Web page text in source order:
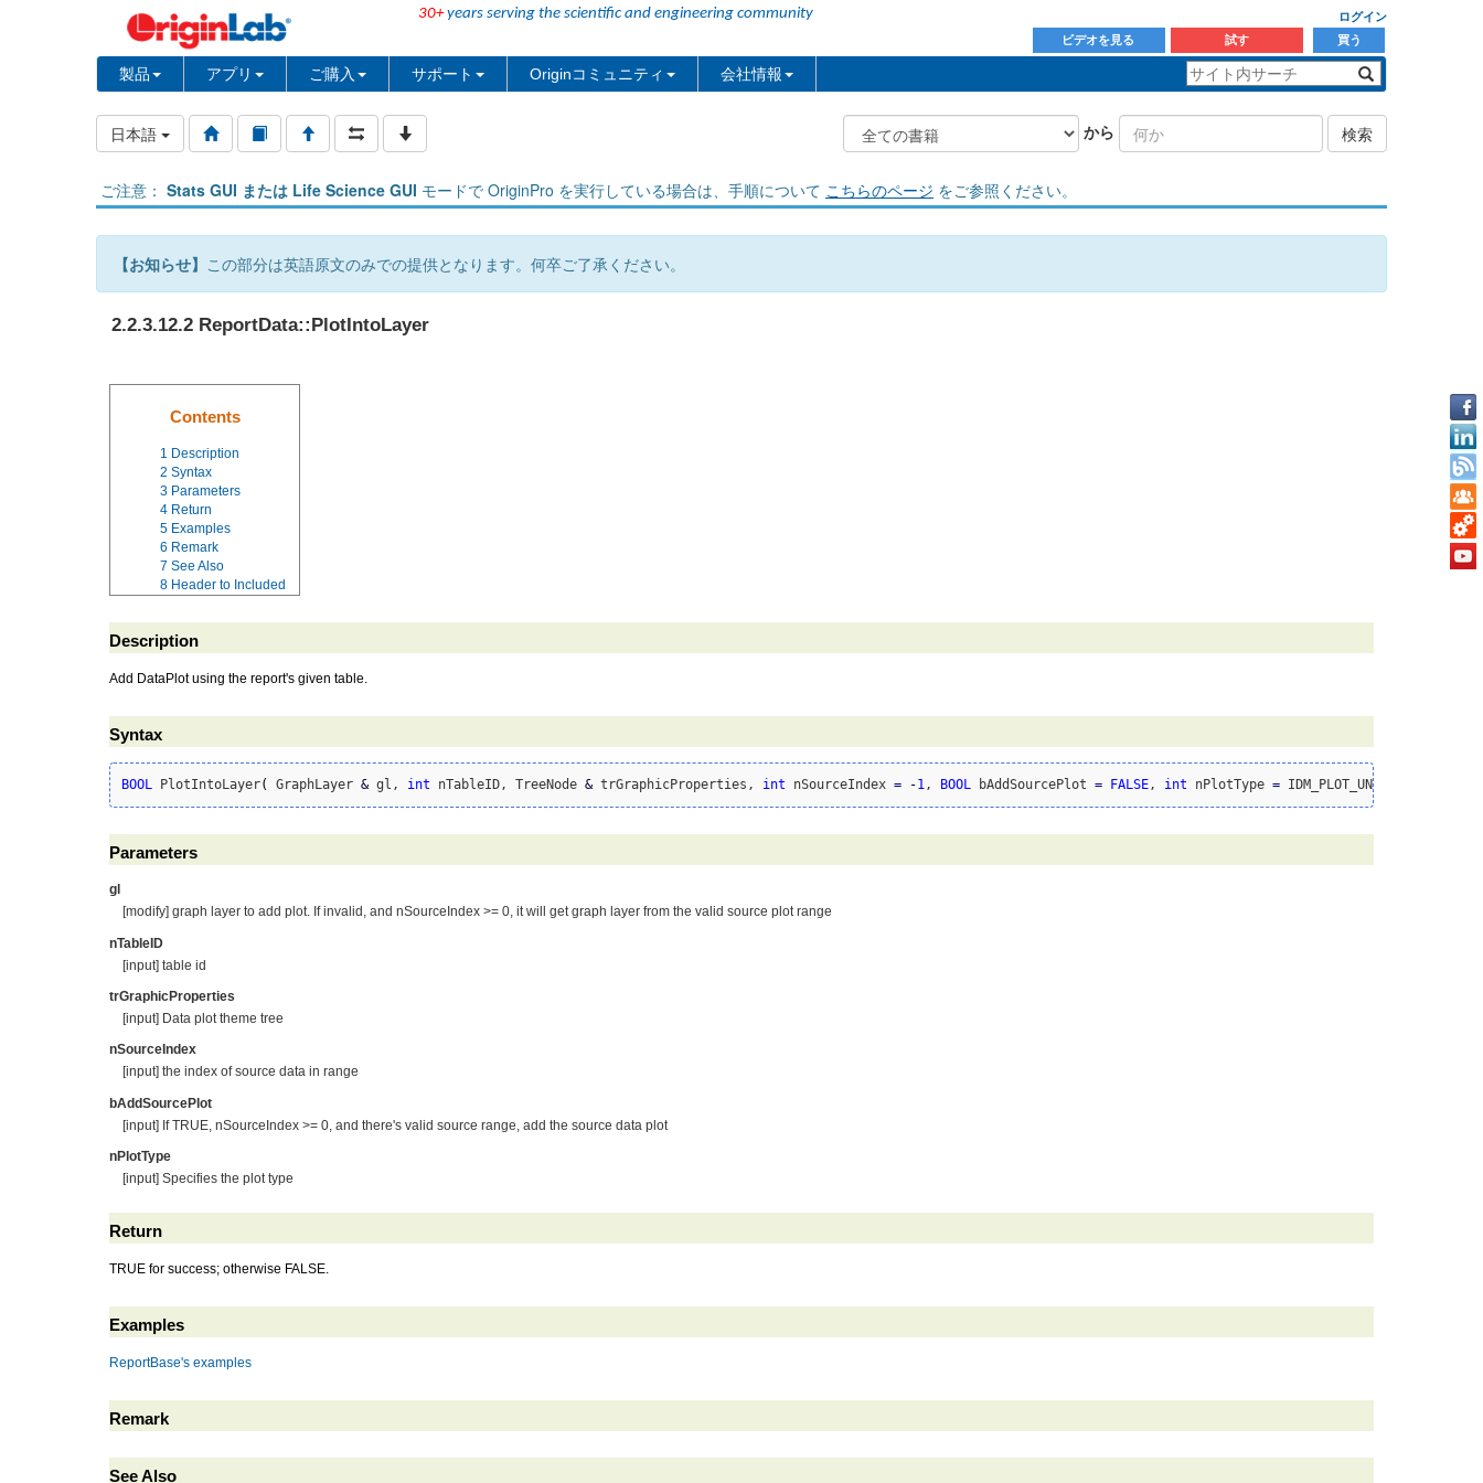
30+years serving the scientific and engineering community
ログイン
ビデオを見る
試す 買う
製品 アプリ ご購入 サポート Originコミュニティ 会社情報
日本語 から 検索
ご注意： Stats GUI または Life Science GUI モードで OriginPro を実行している場合は、手順について こちらのページ をご参照ください。
【お知らせ】 この部分は英語原文のみでの提供となります。何卒ご了承ください。
2.2.3.12.2 ReportData::PlotIntoLayer
Contents
1 Description
2 Syntax
3 Parameters
4 Return
5 Examples
6 Remark
7 See Also
8 Header to Included
Description
Add DataPlot using the report's given table.
Syntax
BOOL PlotIntoLayer( GraphLayer & gl, int nTableID, TreeNode & trGraphicProperties, int nSourceIndex = -1, BOOL bAddSourcePlot = FALSE, int nPlotType = IDM_PLOT_UNKNOWN
Parameters
gl
[modify] graph layer to add plot. If invalid, and nSourceIndex >= 0, it will get graph layer from the valid source plot range
nTableID
[input] table id
trGraphicProperties
[input] Data plot theme tree
nSourceIndex
[input] the index of source data in range
bAddSourcePlot
[input] If TRUE, nSourceIndex >= 0, and there's valid source range, add the source data plot
nPlotType
[input] Specifies the plot type
Return
TRUE for success; otherwise FALSE.
Examples
ReportBase's examples
Remark
See Also